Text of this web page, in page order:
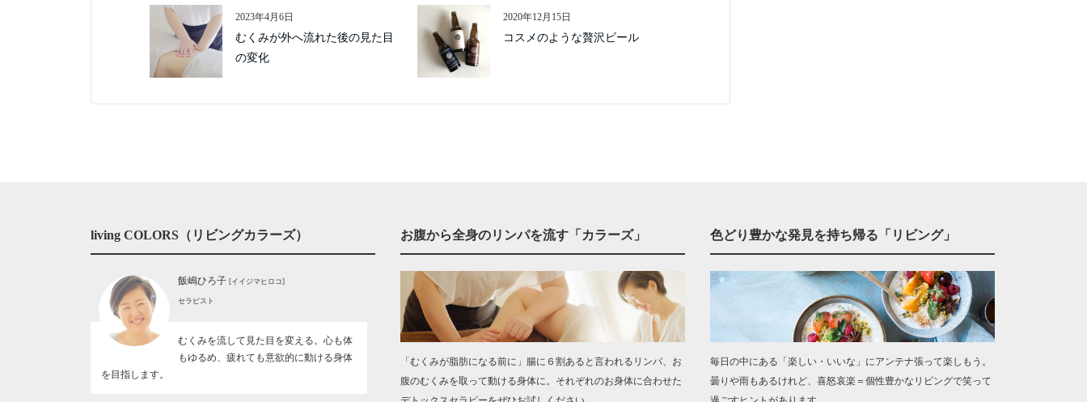
2023年4月6日
むくみが外へ流れた後の見た目
の変化
2020年12月15日
コスメのような贅沢ビール
living COLORS（リビングカラーズ）
飯嶋ひろ子 [イイジマヒロコ]
セラピスト
むくみを流して見た目を変える。心も体
もゆるめ、疲れても意欲的に動ける身体
を目指します。
お腹から全身のリンパを流す「カラーズ」
「むくみが脂肪になる前に」腸に６割あると言われるリンパ、お
腹のむくみを取って動ける身体に。それぞれのお身体に合わせた
色どり豊かな発見を持ち帰る「リビング」
毎日の中にある「楽しい・いいな」にアンテナ張って楽しもう。
曇りや雨もあるけれど、喜怒哀楽＝個性豊かなリビングで笑って